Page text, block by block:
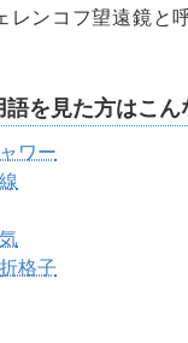
レンコフ望遠鏡と
語を見た方はこ
ワー
格子